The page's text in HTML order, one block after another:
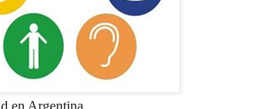
en Argentina